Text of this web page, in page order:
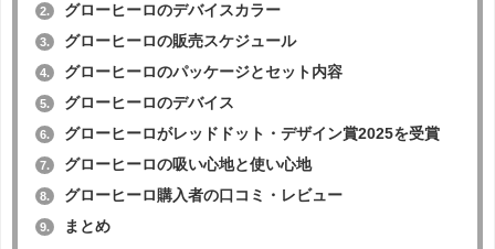
2. グローヒーロのデバイスカラー
3. グローヒーロの販売スケジュール
4. グローヒーロのパッケージとセット内容
5. グローヒーロのデバイス
6. グローヒーロがレッドドット・デザイン賞2025を受賞
7. グローヒーロの吸い心地と使い心地
8. グローヒーロ購入者の口コミ・レビュー
9. まとめ